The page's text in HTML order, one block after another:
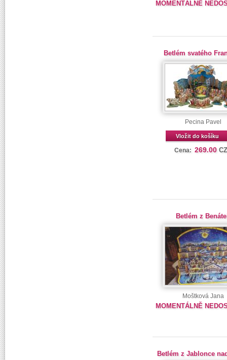
MOMENTÁLNĚ
Betlém svatého
Pecina Pavel
Vložit do košíku
Cena: 269.00
Betlém z
Moštková Jana
MOMENTÁLNĚ
Betlém z Jablonce